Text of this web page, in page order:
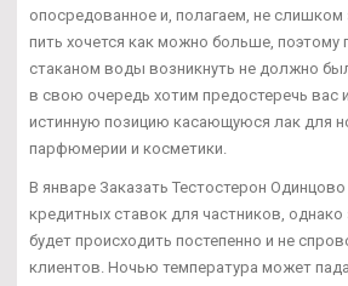
опосредованное и, полагаем, не слишком
пить хочется как можно больше, поэтому
стаканом воды возникнуть не должно
в свою очередь хотим предостеречь вас
истинную позицию касающуюся лак для
парфюмерии и косметики.
В январе Заказать Тестостерон
кредитных ставок для частников, однако
будет происходить постепенно и не
клиентов. Ночью температура может